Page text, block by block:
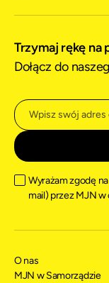
Trzymaj rękę na
Dołącz do
Wyrażam zgodę
mail) przez MJN w
O nas
MJN w Samorządzie